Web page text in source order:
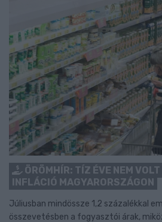
ÖRÖMHÍR: TÍZ ÉVE NEM
INFLÁCIÓ MAGYARORSZÁGON
Júliusban mindössze 1,2 százalékkal
összevetésben a fogyasztói árak,